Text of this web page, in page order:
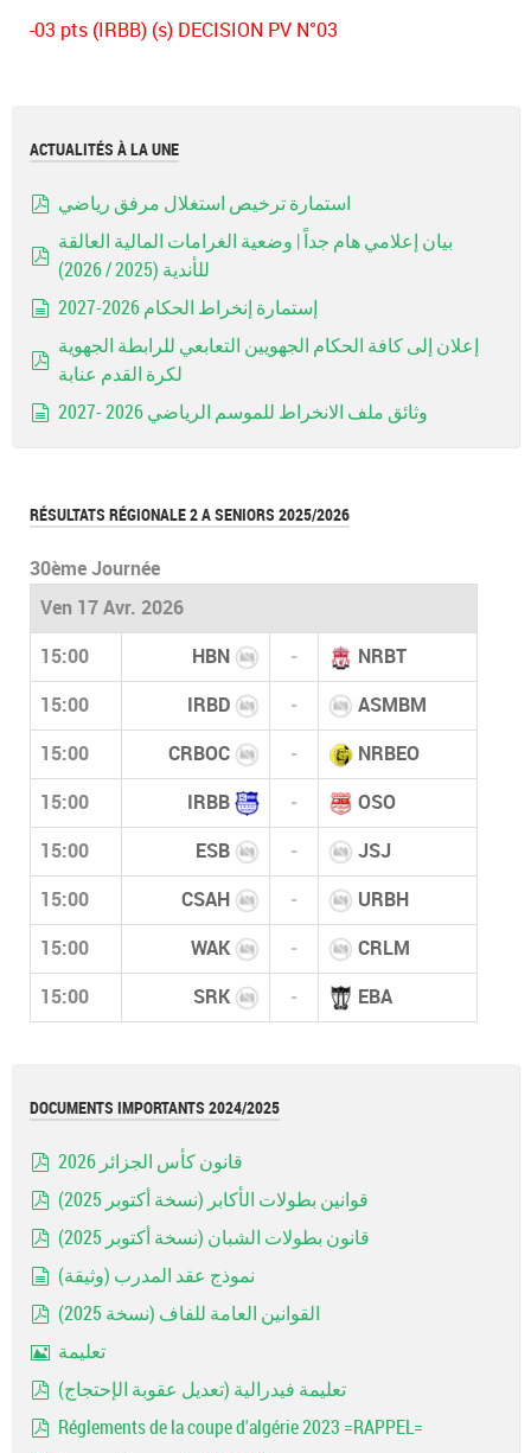
-03 pts (IRBB) (s) DECISION PV N°03
ACTUALITÉS À LA UNE
استمارة ترخيص استغلال مرفق رياضي
pdf
بيان إعلامي هام جداً | وضعية الغرامات المالية العالقة
للأندية (2025 / 2026)
إستمارة إنخراط الحكام 2026-2027
pdf
إعلان إلى كافة الحكام الجهويين التعابعي للرابطة الجهوية
لكرة القدم عنابة
وثائق ملف الانخراط للموسم الرياضي 2026 -2027
RÉSULTATS RÉGIONALE 2 A SENIORS 2025/2026
30ème Journée
Ven 17 Avr. 2026
15:00 HBN - NRBT
15:00 IRBD - ASMBM
15:00 CRBOC - NRBEO
15:00 IRBB - OSO
15:00 ESB - JSJ
15:00 CSAH - URBH
15:00 WAK - CRLM
15:00 SRK - EBA
DOCUMENTS IMPORTANTS 2024/2025
قانون كأس الجزائر 2026
قوانين بطولات الأكابر (نسخة أكتوبر 2025)
قانون بطولات الشبان (نسخة أكتوبر 2025)
نموذج عقد المدرب (وثيقة)
القوانين العامة للفاف (نسخة 2025)
تعليمة
تعليمة فيدرالية (تعديل عقوبة الإحتجاج)
Réglements de la coupe d'algérie 2023 =RAPPEL=